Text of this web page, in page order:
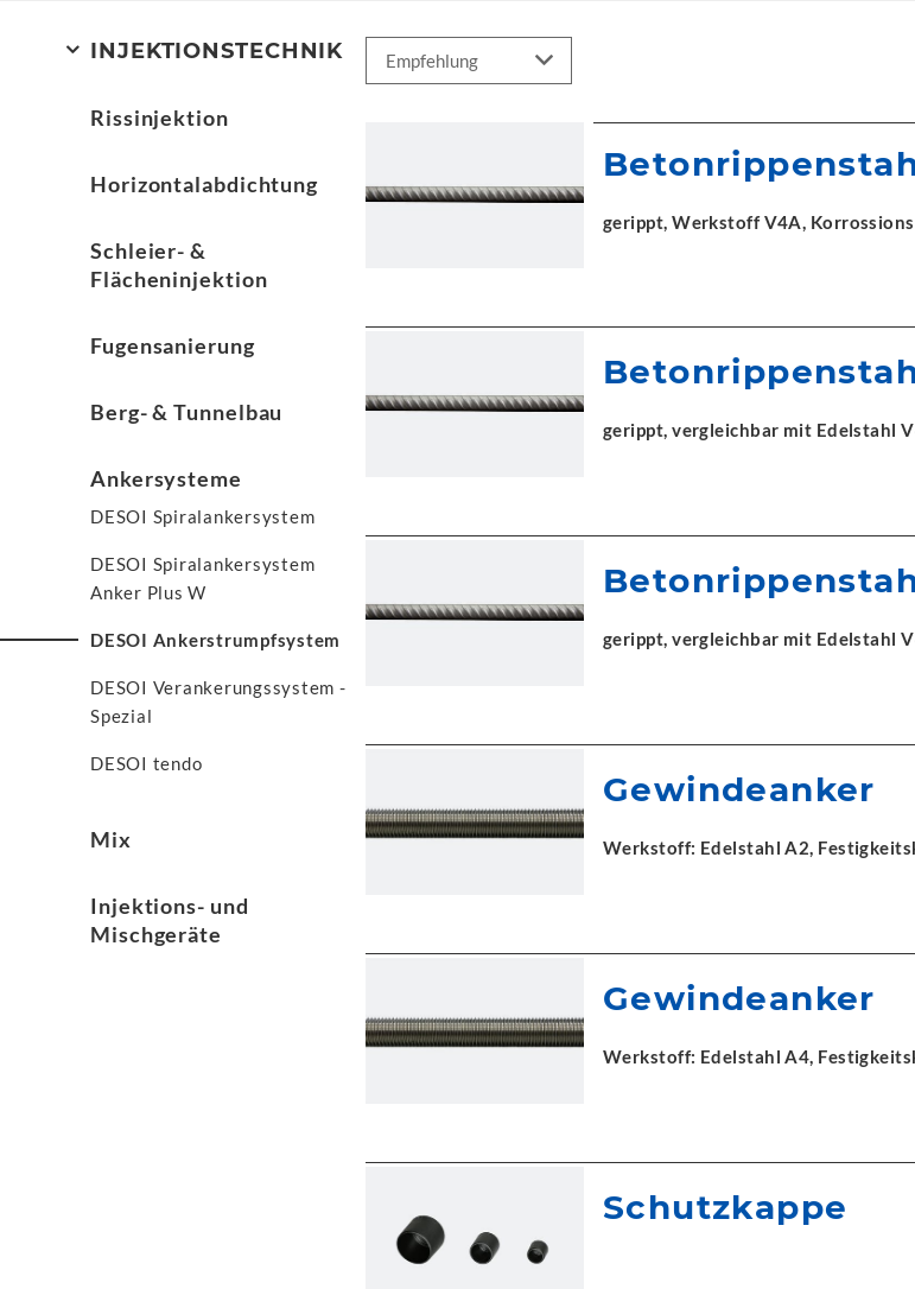
INJEKTIONSTECHNIK
Rissinjektion
Horizontalabdichtung
Schleier- &
Flächeninjektion
Fugensanierung
Berg- & Tunnelbau
Ankersysteme
DESOI Spiralankersystem
DESOI Spiralankersystem
Anker Plus W
DESOI Ankerstrumpfsystem
DESOI Verankerungssystem -
Spezial
DESOI tendo
Mix
Injektions- und
Mischgeräte
gerippt, Werkstoff V4A,
gerippt, vergleichbar mit Edelstahl
gerippt, vergleichbar mit Edelstahl
Gewindeanker
Werkstoff: Edelstahl A2,
Gewindeanker
Werkstoff: Edelstahl A4,
Schutzkappe